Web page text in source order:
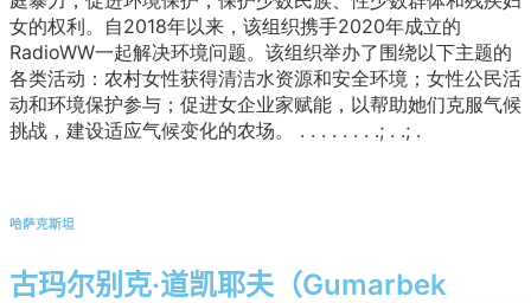
女的权利。自2018年以来，该组织携手2020年成立的
RadioWW一起解决环境问题。该组织举办了围绕以下主题的
各类活动：农村女性获得清洁水资源和安全环境；女性公民活
动和环境保护参与；促进女企业家赋能，以帮助她们克服气候
挑战，建设适应气候变化的农场。 . . . . . . . .; . .; .
哈萨克斯坦
古玛尔别克·道凯耶夫（Gumarbek